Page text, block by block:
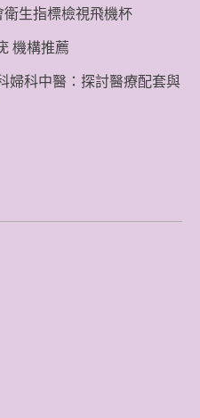
衛生指標檢視飛機杯
機構推薦
婦科中醫：探討醫療配套與